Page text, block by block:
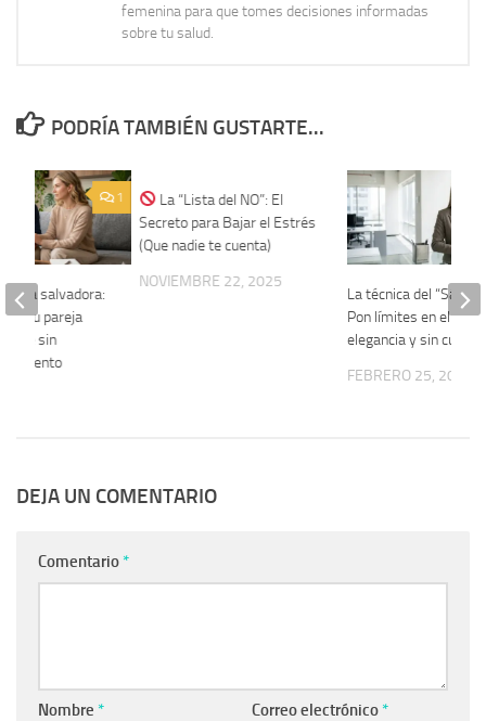
femenina para que tomes decisiones informadas
sobre tu salud.
PODRÍA TAMBIÉN GUSTARTE...
La “Lista del NO”: El
Secreto para Bajar el Estrés
(Que nadie te cuenta)
NOVIEMBRE 22, 2025
La técnica del
Pon límites en el
elegancia y sin culpas
FEBRERO 25, 2026
1
de la salvadora:
a tu pareja
sin
el intento
DEJA UN COMENTARIO
Comentario *
Nombre * Correo electrónico *